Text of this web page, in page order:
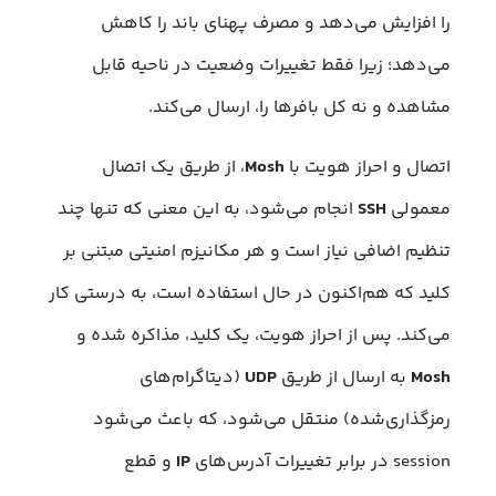
را افزایش می‌دهد و مصرف پهنای باند را کاهش
می‌دهد؛ زیرا فقط تغییرات وضعیت در ناحیه قابل
مشاهده و نه کل بافرها را، ارسال می‌کند.
اتصال و احراز هویت با Mosh، از طریق یک اتصال
معمولی SSH انجام می‌شود، به این معنی که تنها چند
تنظیم اضافی نیاز است و هر مکانیزم امنیتی مبتنی بر
کلید که هم‌اکنون در حال استفاده است، به درستی کار
می‌کند. پس از احراز هویت، یک کلید، مذاکره شده و
Mosh به ارسال از طریق UDP (دیتاگرام‌های
رمزگذاری‌شده) منتقل می‌شود، که باعث می‌شود
session در برابر تغییرات آدرس‌های
IP و قطع